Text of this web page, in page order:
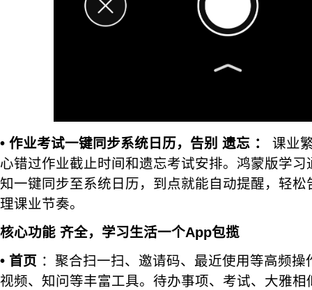
• 作业考试一键同步系统日历，告别 遗忘 ：
课业
心错过作业截止时间和遗忘考试安排。鸿蒙版学
知一键同步至系统日历，到点就能自动提醒，轻
理课业节奏。
核心功能 齐全，学习生活一个App包揽
• 首页 ：聚合扫一扫、邀请码、最近使用等高频
视频、知问等丰富工具。待办事项、考试、大雅